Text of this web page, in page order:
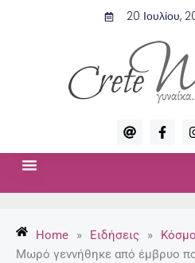
20 Ιουλίου,
A
t
F
a
c
-
f
Home » Ειδήσεις »
Μωρό γεννήθηκε από έμβρυο